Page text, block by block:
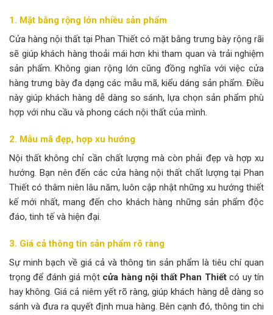
1. Mặt bằng rộng lớn nhiều sản phẩm
Cửa hàng nội thất tại Phan Thiết có mặt bằng trưng bày rộng rãi
sẽ giúp khách hàng thoải mái hơn khi tham quan và trải nghiệm
sản phẩm. Không gian rộng lớn cũng đồng nghĩa với việc cửa
hàng trưng bày đa dạng các mẫu mã, kiểu dáng sản phẩm. Điều
này giúp khách hàng dễ dàng so sánh, lựa chọn sản phẩm phù
hợp với nhu cầu và phong cách nội thất của mình.
2. Mẫu mã đẹp, hợp xu hướng
Nội thất không chỉ cần chất lượng mà còn phải đẹp và hợp xu
hướng. Bạn nên đến các cửa hàng nội thất chất lượng tại Phan
Thiết có thâm niên lâu năm, luôn cập nhật những xu hướng thiết
kế mới nhất, mang đến cho khách hàng những sản phẩm độc
đáo, tinh tế và hiện đại.
3. Giá cả thông tin sản phẩm rõ ràng
Sự minh bạch về giá cả và thông tin sản phẩm là tiêu chí quan
trọng để đánh giá một cửa hàng nội thất Phan Thiếtcó uy tín
hay không. Giá cả niêm yết rõ ràng, giúp khách hàng dễ dàng so
sánh và đưa ra quyết định mua hàng. Bên cạnh đó, thông tin chi